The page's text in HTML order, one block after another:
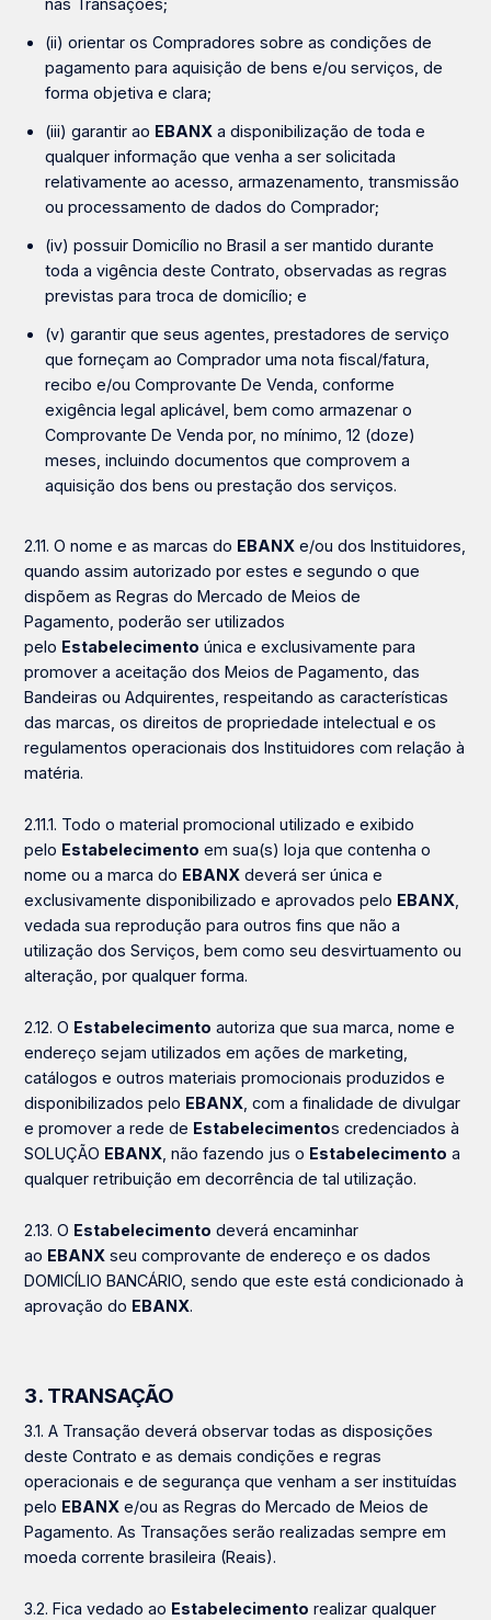
nas Transações;
(ii) orientar os Compradores sobre as condições de
pagamento para aquisição de bens e/ou serviços, de
forma objetiva e clara;
(iii) garantir ao EBANXa disponibilização de toda e
qualquer informação que venha a ser solicitada
relativamente ao acesso, armazenamento, transmissão
ou processamento de dados do Comprador;
(iv) possuir Domicílio no Brasil a ser mantido durante
toda a vigência deste Contrato, observadas as regras
previstas para troca de domicílio; e
(v) garantir que seus agentes, prestadores de serviço
que forneçam ao Comprador uma nota fiscal/fatura,
recibo e/ou Comprovante De Venda, conforme
exigência legal aplicável, bem como armazenar o
Comprovante De Venda por, no mínimo, 12 (doze)
meses, incluindo documentos que comprovem a
aquisição dos bens ou prestação dos serviços.
2.11. O nome e as marcas do EBANX e/ou dos Instituidores,
quando assim autorizado por estes e segundo o que
dispõem as Regras do Mercadode Meios de
Pagamento,poderão ser utilizados
pelo Estabelecimento única e exclusivamente para
promover a aceitação dos Meios de Pagamento, das
Bandeiras ou Adquirentes, respeitando as características
das marcas, os direitos de propriedade intelectual e os
regulamentos operacionais dos Instituidores com relação à
matéria.
2.11.1. Todo o material promocional utilizado e exibido
pelo Estabelecimento em sua(s) loja que contenha o
nome ou a marca do EBANX deverá ser única e
exclusivamente disponibilizado e aprovados pelo EBANX
vedada sua reprodução para outros fins que não a
utilização dos Serviços, bem como seu desvirtuamento ou
alteração, por qualquer forma.
2.12. O Estabelecimento autoriza que sua marca, nome e
endereço sejam utilizados em ações de marketing,
catálogos e outros materiais promocionais produzidos e
disponibilizados pelo EBANX , com a finalidade de divulgar
e promover a rede de Estabelecimentos credenciados à
SOLUÇÃO EBANX ,não fazendo jus o Estabelecimento a
qualquer retribuição em decorrência de tal utilização.
2.13. O Estabelecimento deverá encaminhar
ao EBANX seu comprovante de endereço e os dados
DOMICÍLIO BANCÁRIO, sendo que este está condicionado à
aprovação do EBANX.
3. TRANSAÇÃO
3.1. A Transação deverá observar todas as disposições
deste Contrato e as demais condições e regras
operacionais e de segurança que venham a ser instituídas
pelo EBANX e/ou as Regras do Mercado de Meios de
Pagamento. As Transações serão realizadas sempre em
moeda corrente brasileira (Reais).
3.2. Fica vedado ao Estabelecimento realizar qualquer